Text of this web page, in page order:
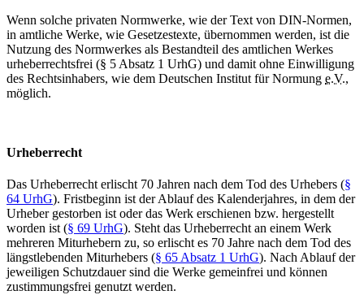
Wenn solche privaten Normwerke, wie der Text von DIN-Normen,
in amtliche Werke, wie Gesetzestexte, übernommen werden, ist die
Nutzung des Normwerkes als Bestandteil des amtlichen Werkes
urheberrechtsfrei (§ 5 Absatz 1 UrhG) und damit ohne Einwilligung
des Rechtsinhabers, wie dem Deutschen Institut für Normung e.V.,
möglich.
Urheberrecht
Das Urheberrecht erlischt 70 Jahren nach dem Tod des Urhebers (§
64 UrhG). Fristbeginn ist der Ablauf des Kalenderjahres, in dem der
Urheber gestorben ist oder das Werk erschienen bzw. hergestellt
worden ist (§ 69 UrhG). Steht das Urheberrecht an einem Werk
mehreren Miturhebern zu, so erlischt es 70 Jahre nach dem Tod des
längstlebenden Miturhebers (§ 65 Absatz 1 UrhG). Nach Ablauf der
jeweiligen Schutzdauer sind die Werke gemeinfrei und können
zustimmungsfrei genutzt werden.